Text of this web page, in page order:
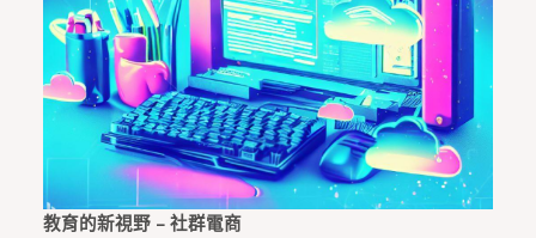
教育的新視野 – 社群電商